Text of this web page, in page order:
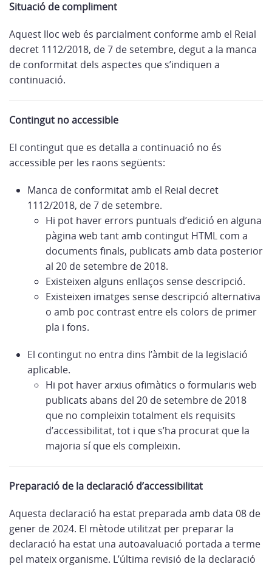
Situació de compliment
Aquest lloc web és parcialment conforme amb el Reial
decret 1112/2018, de 7 de setembre, degut a la manca
de conformitat dels aspectes que s’indiquen a
continuació.
Contingut no accessible
El contingut que es detalla a continuació no és
accessible per les raons següents:
Manca de conformitat amb el Reial decret
1112/2018, de 7 de setembre.
Hi pot haver errors puntuals d’edició en alguna
pàgina web tant amb contingut HTML com a
documents finals, publicats amb data posterior
al 20 de setembre de 2018.
Existeixen alguns enllaços sense descripció.
Existeixen imatges sense descripció alternativa
o amb poc contrast entre els colors de primer
pla i fons.
El contingut no entra dins l’àmbit de la legislació
aplicable.
Hi pot haver arxius ofimàtics o formularis web
publicats abans del 20 de setembre de 2018
que no compleixin totalment els requisits
d’accessibilitat, tot i que s’ha procurat que la
majoria sí que els compleixin.
Preparació de la declaració d’accessibilitat
Aquesta declaració ha estat preparada amb data 08 de
gener de 2024. El mètode utilitzat per preparar la
declaració ha estat una autoavaluació portada a terme
pel mateix organisme. L’última revisió de la declaració